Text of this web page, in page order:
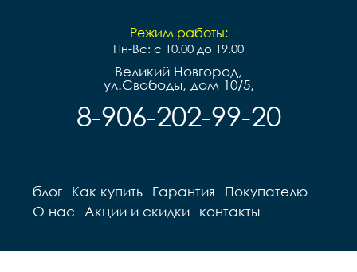
Режим работы:
Пн-Вс: с 10.00 до 19.00
Великий Новгород,
ул.Свободы, дом 10/5,
8-906-202-99-20
блог Как купить Гарантия
Покупателю
О нас
Акции и скидки контакты